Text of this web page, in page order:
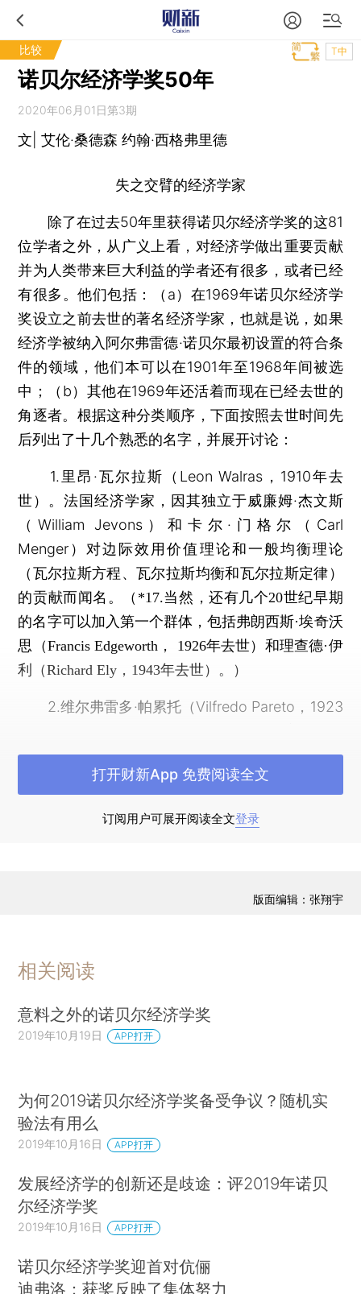
比较 T中
诺贝尔经济学奖50年
2020年06月01日第3期
文| 艾伦·桑德森 约翰·西格弗里德
失之交臂的经济学家
除了在过去50年里获得诺贝尔经济学奖的这81
位学者之外，从广义上看，对经济学做出重要贡献
并为人类带来巨大利益的学者还有很多，或者已经
有很多。他们包括：（a）在1969年诺贝尔经济学
奖设立之前去世的著名经济学家，也就是说，如果
经济学被纳入阿尔弗雷德·诺贝尔最初设置的符合条
件的领域，他们本可以在1901年至1968年间被选
中；（b）其他在1969年还活着而现在已经去世的
角逐者。根据这种分类顺序，下面按照去世时间先
后列出了十几个熟悉的名字，并展开讨论：
1.里昂·瓦尔拉斯（Leon Walras，1910年去
世）。法国经济学家，因其独立于威廉姆·杰文斯
（William Jevons）和卡尔·门格尔（Carl
Menger）对边际效用价值理论和一般均衡理论
（瓦尔拉斯方程、瓦尔拉斯均衡和瓦尔拉斯定律）
的贡献而闻名。
（*17.当然，还有几个20世纪早期
的名字可以加入第一个群体，包括弗朗西斯·埃奇沃
思（Francis Edgeworth， 1926年去世）和理查德·伊
利（Richard Ely，1943年去世）。）
2.维尔弗雷多·帕累托（Vilfredo Pareto，1923
家和社会科学家，他最著名的经济学著作是关于收
入分配以及“帕累托效率”和“帕累托最优”的概念。
3.阿尔弗雷德·马歇尔（Alfred Marshall，1924
4.托斯丹·凡勃仑（Thorstein Veblen，1929年
造者、《有闲阶级论》（1899）的作者凡勃仑是19
世纪为数不多的其著作至今仍被阅读和引用的经济
5.约翰·克拉克（John Clark，1938年去世）。
他是边际效用理论的先驱，是美国经济学会的创始
人之一；在著作《财富的哲学》（1886）和《财富
的分配》（1899）中，他讨论了公平问题。
6.约翰·康芒斯（John Commons，1945年去
史、工会和政策方面的贡献而闻名；他于1934年出
版的专著《制度经济学》巩固了他作为制度经济学
订阅用户可展开阅读全文登录
打开财新App 免费阅读全文
版面编辑：张翔宇
相关阅读
意料之外的诺贝尔经济学奖
2019年10月19日 APP打开
为何2019诺贝尔经济学奖备受争议？随机实
验法有用么
2019年10月16日 APP打开
发展经济学的创新还是歧途：评2019年诺贝
尔经济学奖
2019年10月16日 APP打开
诺贝尔经济学奖迎首对伉俪
迪弗洛：获奖反映了集体努力